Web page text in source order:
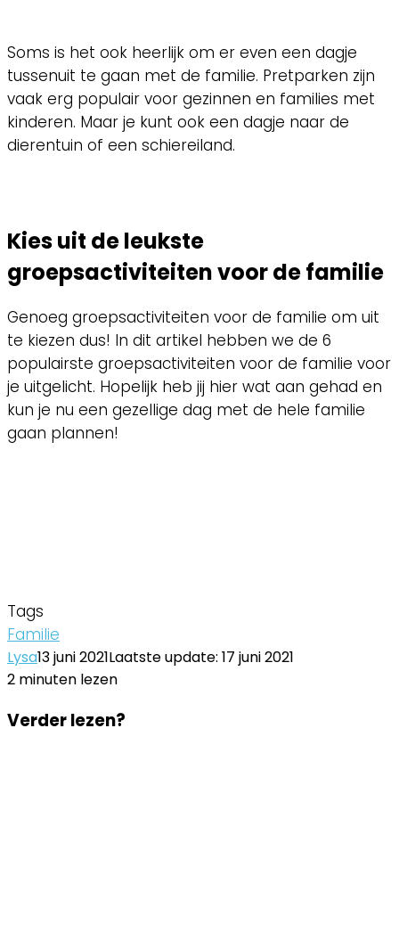
Soms is het ook heerlijk om er even een dagje
tussenuit te gaan met de familie. Pretparken zijn
vaak erg populair voor gezinnen en families met
kinderen. Maar je kunt ook een dagje naar de
dierentuin of een schiereiland.
Kies uit de leukste
groepsactiviteiten voor de familie
Genoeg groepsactiviteiten voor de familie om uit
te kiezen dus! In dit artikel hebben we de 6
populairste groepsactiviteiten voor de familie voor
je uitgelicht. Hopelijk heb jij hier wat aan gehad en
kun je nu een gezellige dag met de hele familie
gaan plannen!
Tags
Familie
Lysa13 juni 2021Laatste update: 17 juni 2021
2 minuten lezen
via
via
Verder lezen?